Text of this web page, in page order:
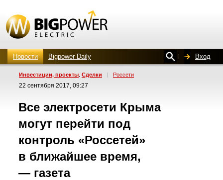
Новости Bigpower Daily Вход
Инвестиции, проекты Сделки | Россети
22 сентября 2017, 09:27
Все электросети Крыма
могут перейти под
контроль «Россетей»
в ближайшее время,
— газета